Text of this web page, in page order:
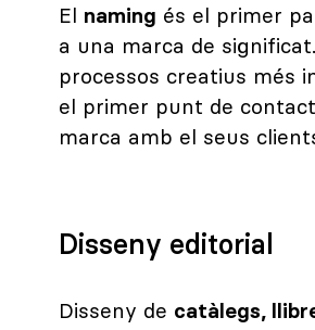
El naming és el primer
a una marca de
processos creatius més
el primer punt de
marca amb el seus
Disseny editorial
Disseny de catàlegs,